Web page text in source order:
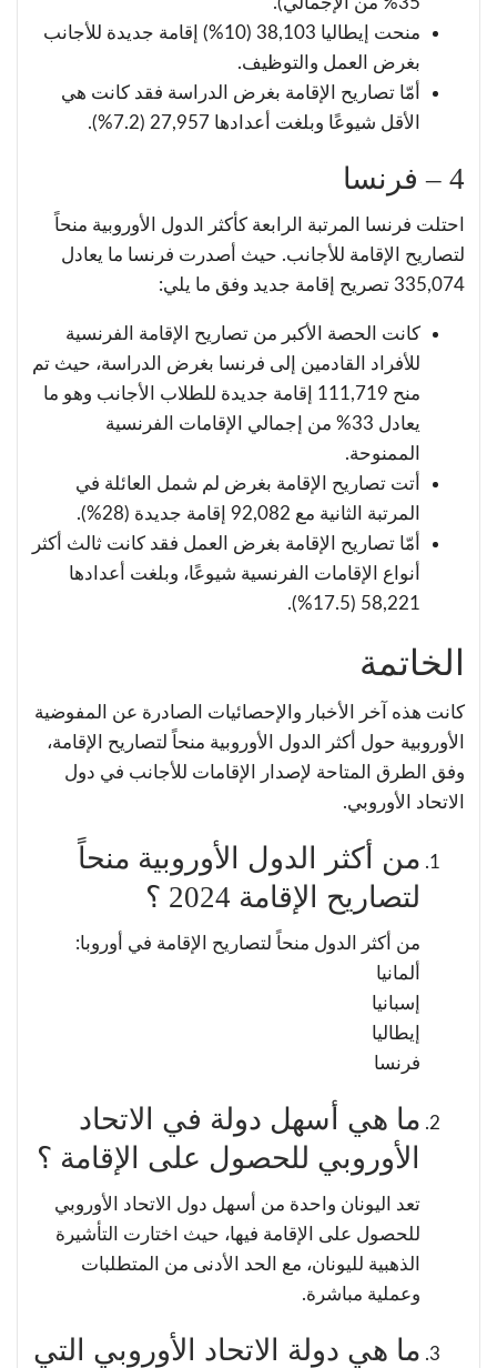
منحت إيطاليا 38,103 (10%) إقامة جديدة للأجانب
بغرض العمل والتوظيف.
أمّا تصاريح الإقامة بغرض الدراسة فقد كانت هي
الأقل شيوعًا وبلغت أعدادها 27,957 (7.2%).
4 – فرنسا
احتلت فرنسا المرتبة الرابعة كأكثر الدول الأوروبية منحاً
لتصاريح الإقامة للأجانب. حيث أصدرت فرنسا ما يعادل
335,074 تصريح إقامة جديد وفق ما يلي:
كانت الحصة الأكبر من تصاريح الإقامة الفرنسية
للأفراد القادمين إلى فرنسا بغرض الدراسة، حيث تم
منح 111,719 إقامة جديدة للطلاب الأجانب وهو ما
يعادل 33% من إجمالي الإقامات الفرنسية
الممنوحة.
أتت تصاريح الإقامة بغرض لم شمل العائلة في
المرتبة الثانية مع 92,082 إقامة جديدة (28%).
أمّا تصاريح الإقامة بغرض العمل فقد كانت ثالث أكثر
أنواع الإقامات الفرنسية شيوعًا، وبلغت أعدادها
58,221 (17.5%).
الخاتمة
كانت هذه آخر الأخبار والإحصائيات الصادرة عن المفوضية
الأوروبية حول أكثر الدول الأوروبية منحاً لتصاريح الإقامة،
وفق الطرق المتاحة لإصدار الإقامات للأجانب في دول
الاتحاد الأوروبي.
من أكثر الدول الأوروبية منحاً
لتصاريح الإقامة 2024 ؟
من أكثر الدول منحاً لتصاريح الإقامة في أوروبا:
ألمانيا
إسبانيا
إيطاليا
فرنسا
ما هي أسهل دولة في الاتحاد
الأوروبي للحصول على الإقامة ؟
تعد اليونان واحدة من أسهل دول الاتحاد الأوروبي
للحصول على الإقامة فيها، حيث اختارت التأشيرة
الذهبية لليونان، مع الحد الأدنى من المتطلبات
وعملية مباشرة.
ما هي دولة الاتحاد الأوروبي التي